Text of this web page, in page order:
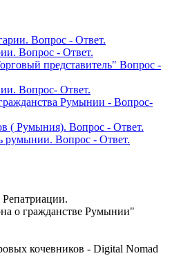
Вопрос - Ответ.
Вопрос - Ответ.
представитель" Вопрос -
Вопрос- Ответ.
Румынии - Вопрос-
( Румыния). Вопрос - Ответ.
румынии. Вопрос - Ответ.
о гражданстве Румынии"
кочевников - Digital Nomad